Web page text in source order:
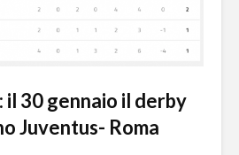
30 gennaio il derby
Juventus- Roma